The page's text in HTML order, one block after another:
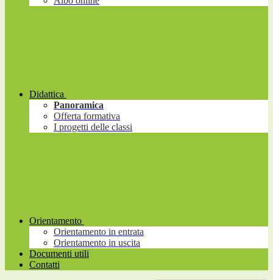
Didattica
Panoramica
Offerta formativa
I progetti delle classi
Orientamento
Orientamento in entrata
Orientamento in uscita
Documenti utili
Contatti